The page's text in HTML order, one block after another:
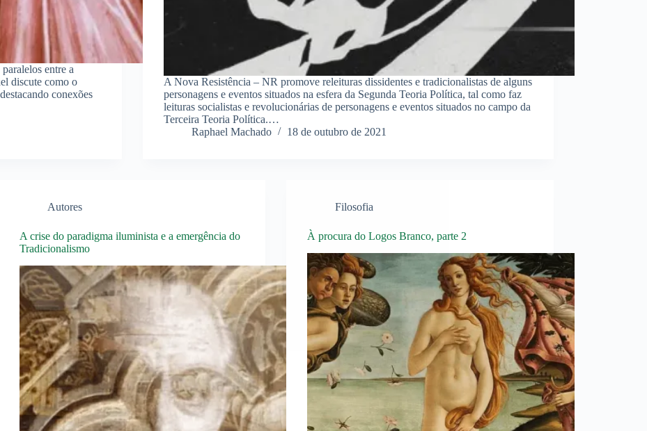
entre a
discute como o
conexões
A Nova Resistência – NR promove releituras dissidentes e tradicionalistas de alguns
personagens e eventos situados na esfera da Segunda Teoria Política, tal como faz
leituras socialistas e revolucionárias de personagens e eventos situados no campo da
Terceira Teoria Política.…
Raphael Machado
18 de outubro de 2021
Autores
A crise do paradigma iluminista e a emergência do
Tradicionalismo
Filosofia
À procura do Logos Branco, parte 2